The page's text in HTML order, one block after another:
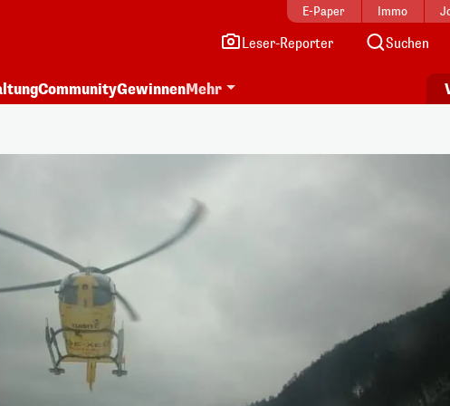
E-Paper Immo
Leser-Reporter Suchen
CommunityGewinnenMehr